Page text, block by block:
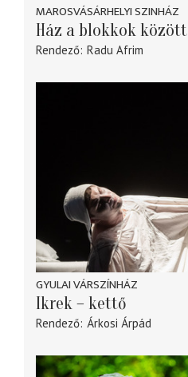
MAROSVÁSÁRHELYI SZINHÁZ
Ház a blokkok között
Rendező Radu Afrim
GYULAI VÁRSZÍNHÁZ
Ikrek – kettő
Rendező Árkosi Árpád